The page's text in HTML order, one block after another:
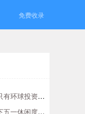
免费收录
，还有好莱坞电影
衣搭配这一件琐事